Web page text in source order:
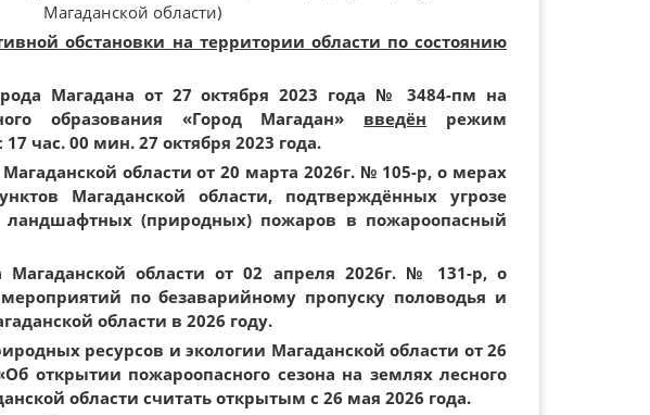
Магаданской области)
обстановки на территории области по состоянию
Магадана от 27 октября 2023 года № 3484-пм на
образования «Город Магадан» введён режим
час. 00 мин. 27 октября 2023 года.
области от 20 марта 2026г. № 105-р, о мерах
Магаданской области, подтверждённых угрозе
(природных) пожаров в пожароопасный
Магаданской области от 02 апреля 2026г. № 131-р, о
по безаварийному пропуску половодья и
области в 2026 году.
ресурсов и экологии Магаданской области от 26
открытии пожароопасного сезона на землях лесного
области считать открытым с 26 мая 2026 года.